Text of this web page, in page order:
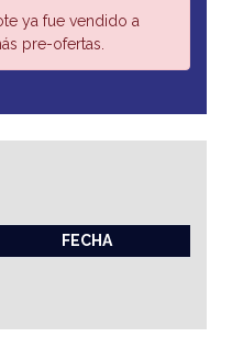
ya fue vendido a
pre-ofertas.
FECHA